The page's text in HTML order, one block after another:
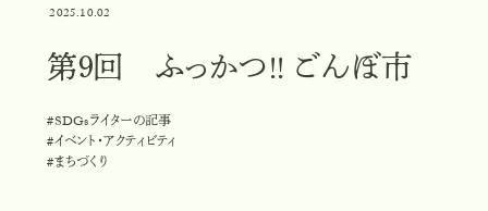
2025.10.02
第９回 ふっかつ!! ごんぼ市
#SDGsライターの記事
#SDGsライターの記事
#イベント・アクティビティ
#イベント ・アクティビティ
#まちづくり
#まちづく り